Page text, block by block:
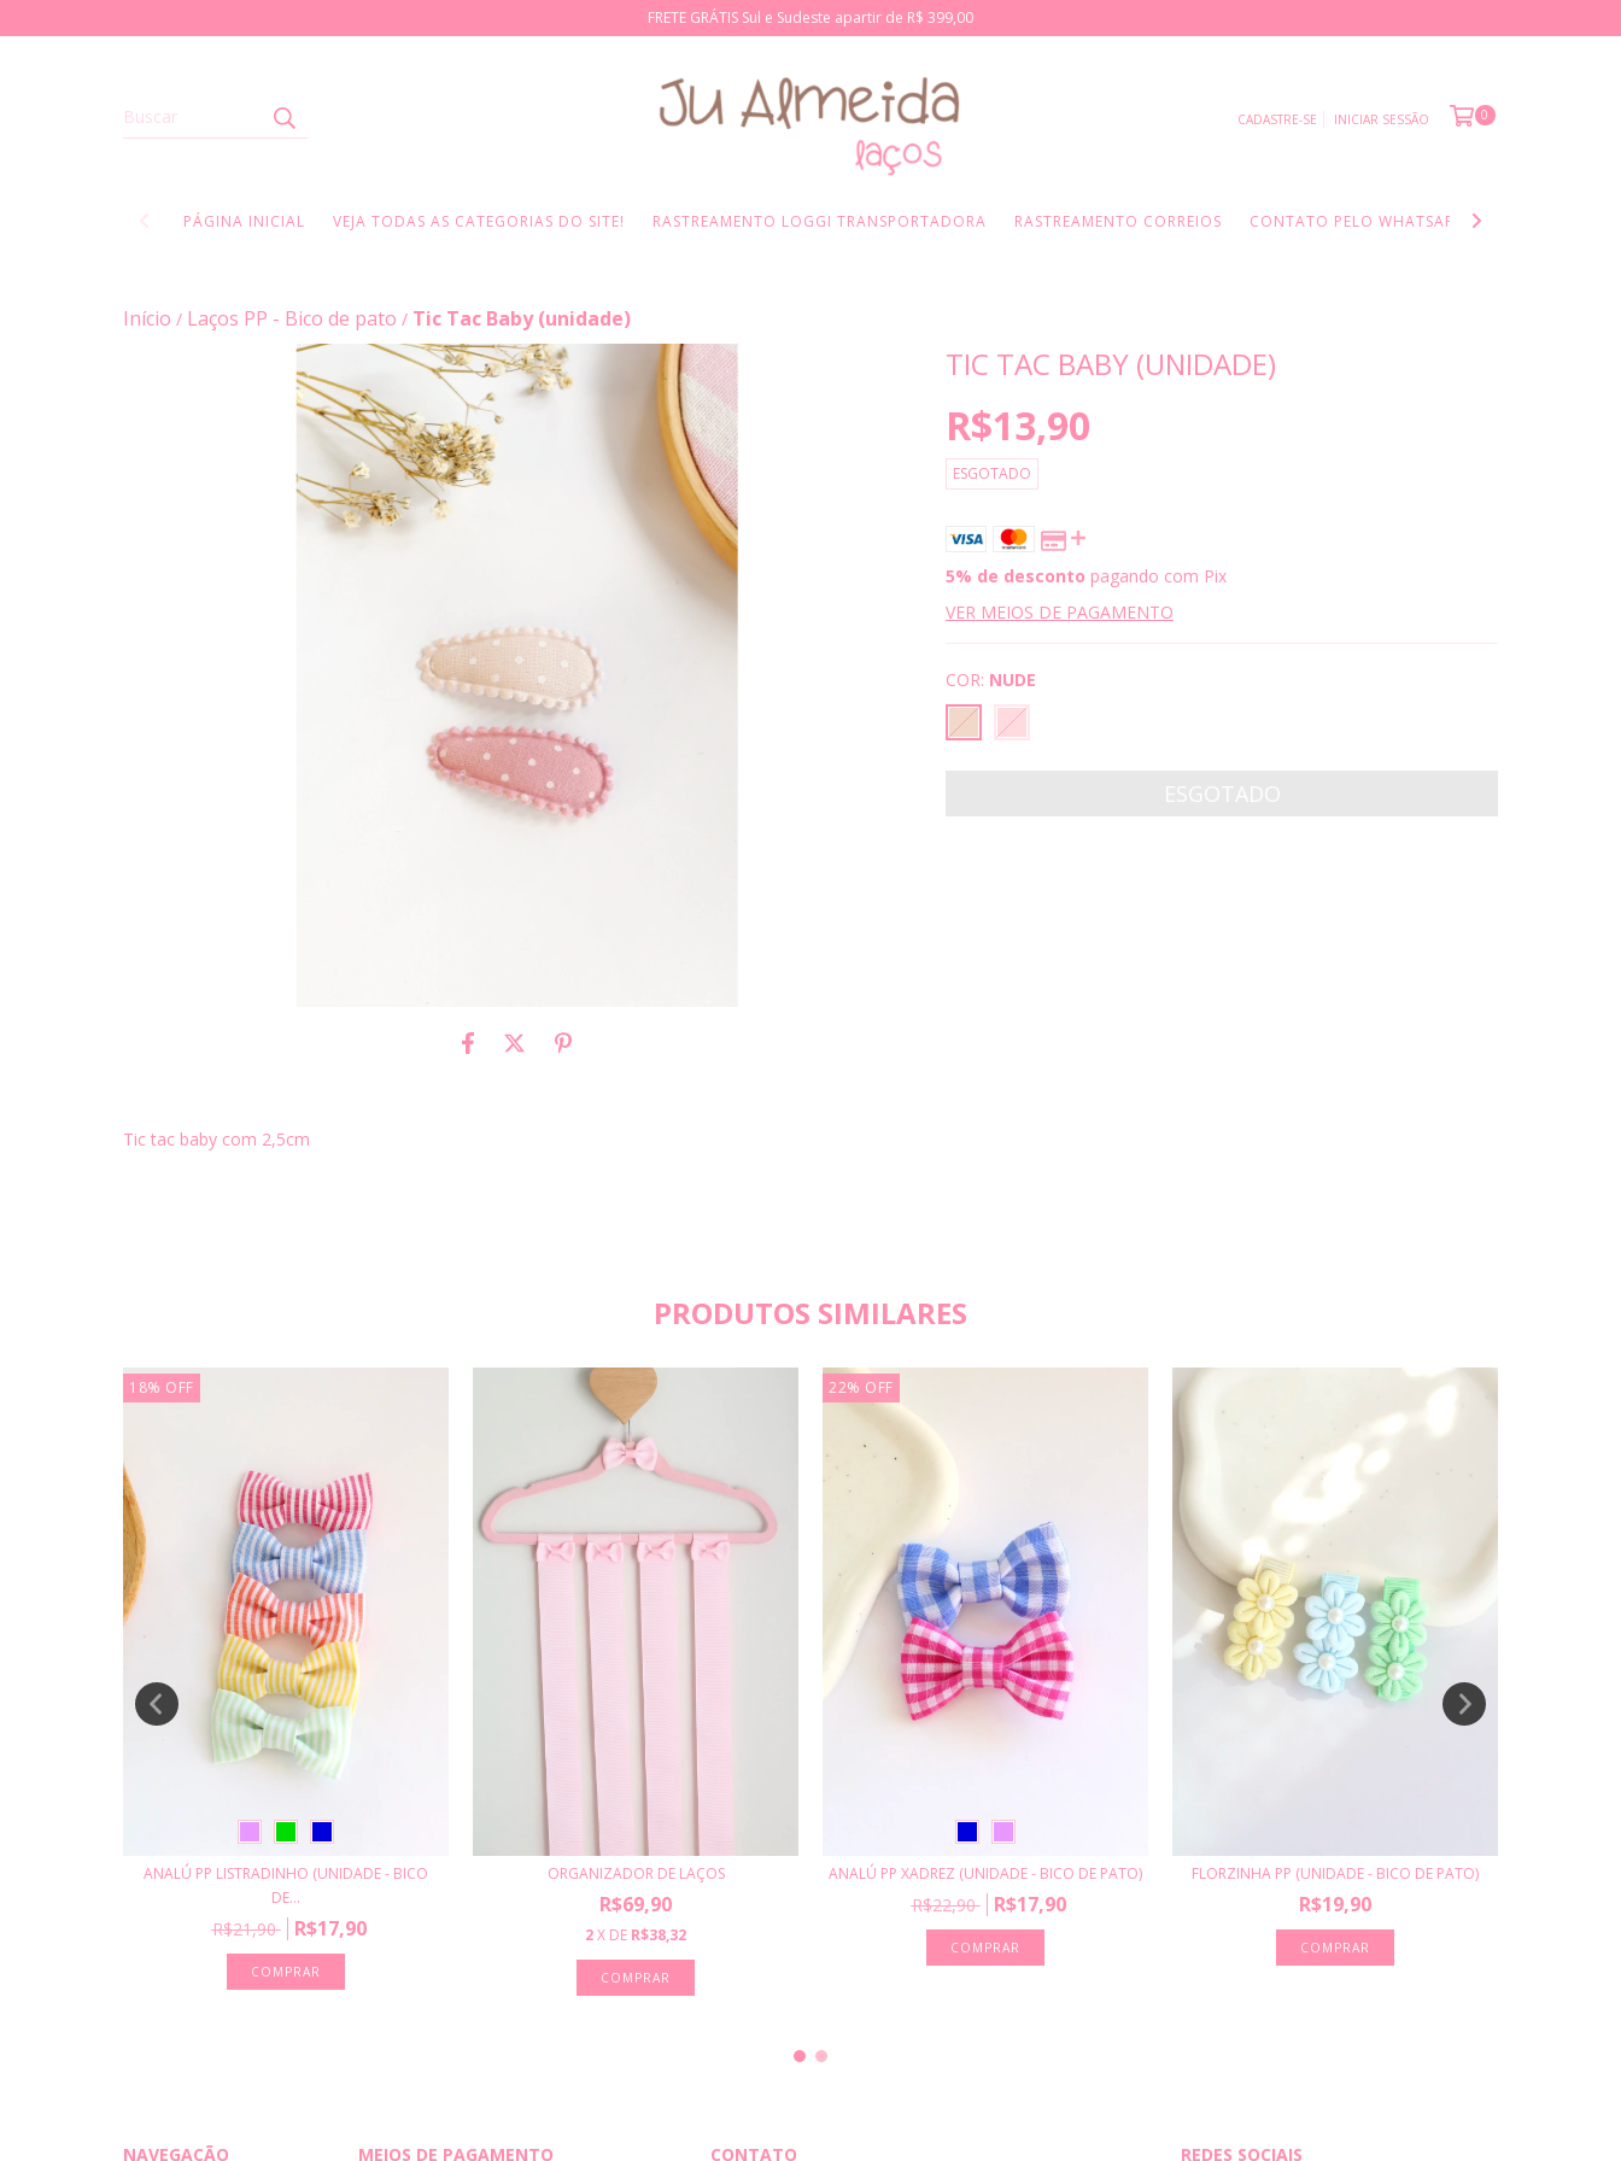
FRETE GRÁTIS Sul e Sudeste apartir de R$ 399,00
CADASTRE-SE INICIAR SESSÃO 0
PÁGINA INICIAL VEJA TODAS AS CATEGORIAS DO SITE! RASTREAMENTO LOGGI TRANSPORTADORA RASTREAMENTO CORREIOS CONTATO PELO WHATSAPP
Início / Laços PP - Bico de pato / Tic Tac Baby (unidade)
Tic tac baby com 2,5cm
TIC TAC BABY (UNIDADE)
R$13,90
ESGOTADO
5% de desconto pagando com Pix
VER MEIOS DE PAGAMENTO
COR: NUDE
PRODUTOS SIMILARES
18% OFF
ANALÚ PP LISTRADINHO (UNIDADE - BICO
DE...
R$21,90 R$17,90
COMPRAR
ORGANIZADOR DE LAÇOS
R$69,90
2X DE R$38,32
22% OFF
ANALÚ PP XADREZ (UNIDADE - BICO DE PATO)
R$22,90 R$17,90
COMPRAR
FLORZINHA PP (UNIDADE - BICO DE PATO)
R$19,90
COMPRAR
NAVEGAÇÃO MEIOS DE PAGAMENTO CONTATO REDES SOCIAIS